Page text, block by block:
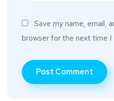
Save my name, email,
browser for the next time I